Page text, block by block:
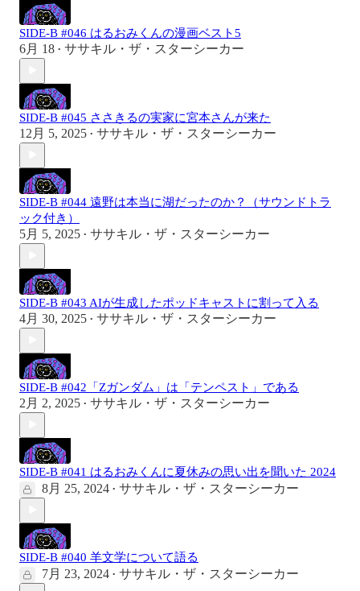
SIDE-B #046 はるおみくんの漫画ベスト5
6月 18 • ササキル・ザ・スターシーカー
SIDE-B #045 ささきるの実家に宮本さんが来た
12月 5, 2025 • ササキル・ザ・スターシーカー
SIDE-B #044 遠野は本当に湖だったのか？（サウンドトラ
ック付き）
5月 5, 2025 • ササキル・ザ・スターシーカー
SIDE-B #043 AIが生成したポッドキャストに割って入る
4月 30, 2025 • ササキル・ザ・スターシーカー
SIDE-B #042「Ζガンダム」は「テンペスト」である
2月 2, 2025 • ササキル・ザ・スターシーカー
SIDE-B #041 はるおみくんに夏休みの思い出を聞いた 2024
8月 25, 2024 • ササキル・ザ・スターシーカー
SIDE-B #040 羊文学について語る
7月 23, 2024 • ササキル・ザ・スターシーカー